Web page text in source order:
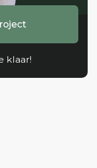
klaar!